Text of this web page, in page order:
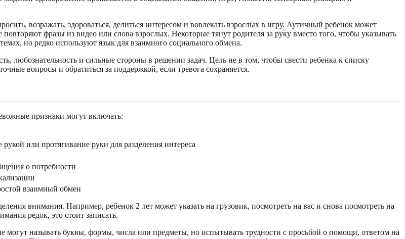
возражать, здороваться, делиться интересом и вовлекать взрослых в игру. Аутичный ребенок может
фразы из видео или слова взрослых. Некоторые тянут родителя за руку вместо того, чтобы указывать
но редко используют язык для взаимного социального обмена.
любознательность и сильные стороны в решении задач. Цель не в том, чтобы свести ребенка к списку
вопросы и обратиться за поддержкой, если тревога сохраняется.
признаки могут включать:
или протягивание руки для разделения интереса
о потребности
взаимный обмен
внимания. Например, ребенок 2 лет может указать на грузовик, посмотреть на вас и снова посмотреть на
редок, это стоит записать.
называть буквы, формы, числа или предметы, но испытывать трудности с просьбой о помощи, ответом на